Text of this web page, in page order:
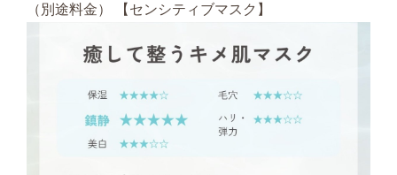
（別途料金） 【センシティブマスク】